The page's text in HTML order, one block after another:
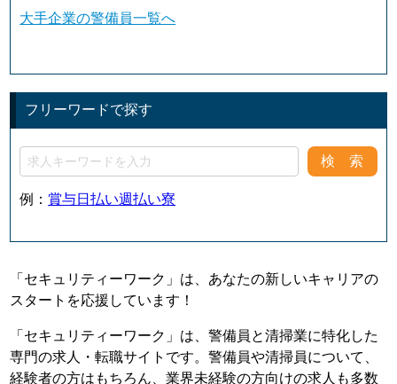
大手企業の警備員一覧へ
フリーワードで探す
例： 賞与日払い週払い寮
「セキュリティーワーク」は、あなたの新しいキャリアの
スタートを応援しています！
「セキュリティーワーク」は、警備員と清掃業に特化した
専門の求人・転職サイトです。警備員や清掃員について、
経験者の方はもちろん、業界未経験の方向けの求人も多数